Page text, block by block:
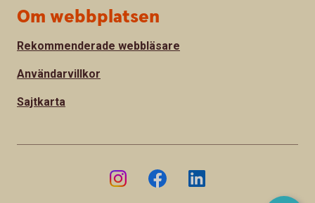
Om webbplatsen
Rekommenderade webbläsare
Användarvillkor
Sajtkarta